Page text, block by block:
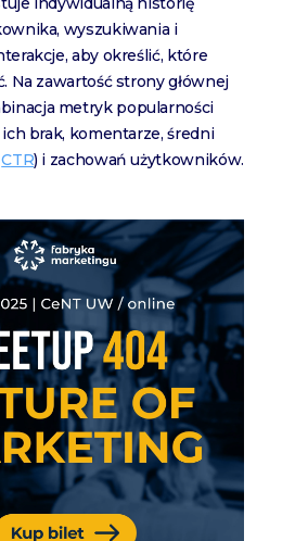
wyszukiwania i
aby określić, które
Na zawartość strony głównej
metryk popularności
brak, komentarze, średni
CTR) i zachowań użytkowników.